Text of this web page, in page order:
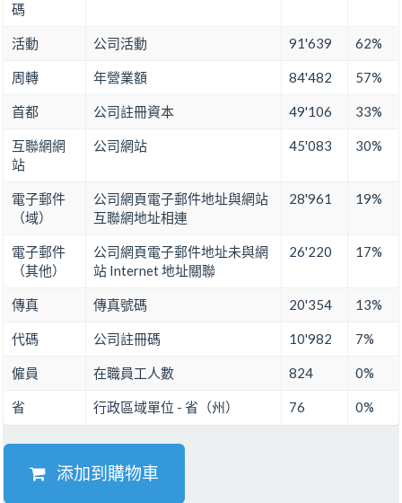
碼
活動 公司活動 91'639 62%
周轉 年營業額 84'482 57%
首都 公司註冊資本 49'106 33%
互聯網網
站
公司網站 45'083 30%
電子郵件
（域）
公司網頁電子郵件地址與網站
互聯網地址相連
28'961 19%
電子郵件
（其他）
公司網頁電子郵件地址未與網
站 Internet 地址關聯
26'220 17%
傳真 傳真號碼 20'354 13%
代碼 公司註冊碼 10'982 7%
僱員 在職員工人數 824 0%
省 行政區域單位 - 省（州） 76 0%
添加到購物車